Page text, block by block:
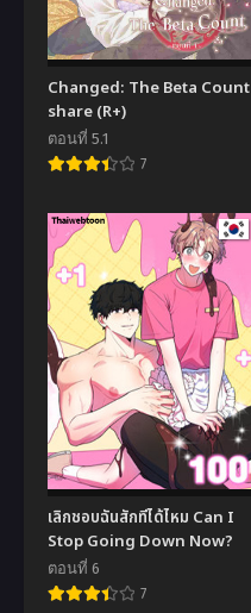
Changed: The Beta Count
share (R+)
ตอนที่ 5.1
7
เลิกชอบฉันสักทีได้ไหม Can I
Stop Going Down Now?
ตอนที่ 6
7